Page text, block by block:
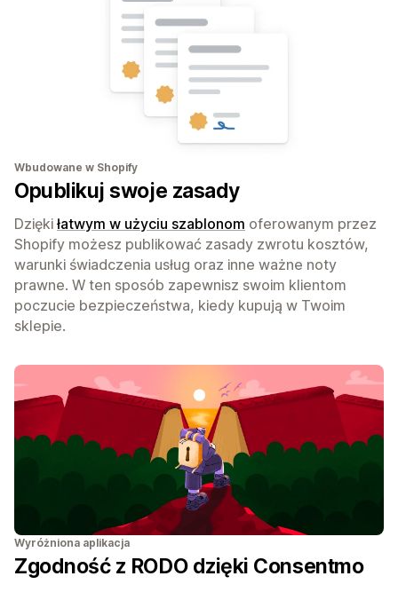
Wbudowane w Shopify
Opublikuj swoje zasady
Dzięki łatwym w użyciu szablonom oferowanym przez
Shopify możesz publikować zasady zwrotu kosztów,
warunki świadczenia usług oraz inne ważne noty
prawne. W ten sposób zapewnisz swoim klientom
poczucie bezpieczeństwa, kiedy kupują w Twoim
sklepie.
Wyróżniona aplikacja
Zgodność z RODO dzięki Consentmo